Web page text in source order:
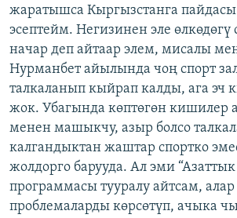
жаратышса Кыргызстанга пайдасы
эсептейм. Негизинен эле өлкөдөгү
начар деп айтаар элем, мисалы
Нурманбет айылында чоң спорт
талкаланып кыйрап калды, ага эч
жок. Убагында көптөгөн кишилер
менен машыкчу, азыр болсо
калгандыктан жаштар спортко
жолдорго барууда. Ал эми
программасы тууралу айтсам,
проблемаларды көрсөтүп, ачыка